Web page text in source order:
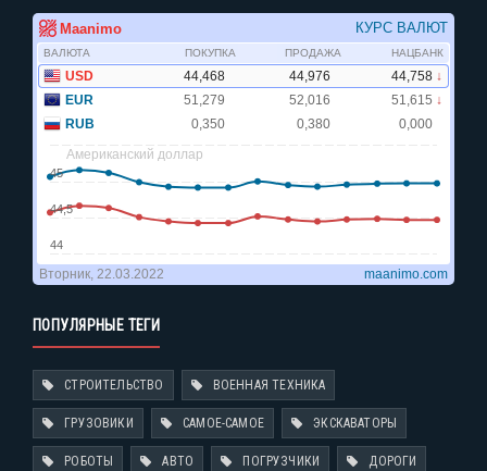
ПОПУЛЯРНЫЕ ТЕГИ
СТРОИТЕЛЬСТВО ВОЕННАЯ ТЕХНИКА
ГРУЗОВИКИ САМОЕ-САМОЕ ЭКСКАВАТОРЫ
РОБОТЫ АВТО ПОГРУЗЧИКИ ДОРОГИ